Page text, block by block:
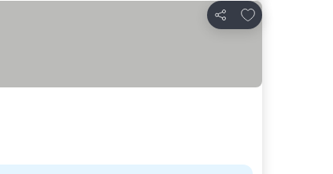
シェア
お気に入りに追加